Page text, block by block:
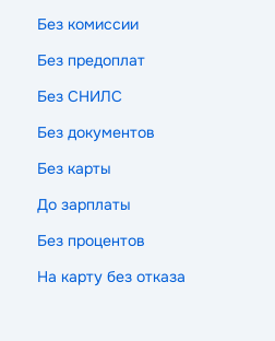
Без комиссии
Без предоплат
Без СНИЛС
Без документов
Без карты
До зарплаты
Без процентов
На карту без отказа